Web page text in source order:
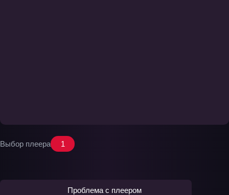
Выбор плеера 1
Проблема с плеером